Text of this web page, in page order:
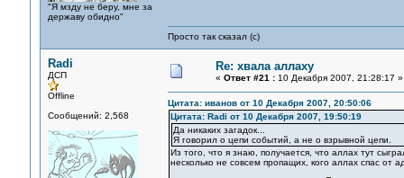
"Я мзду не беру, мне за
державу обидно"
Просто так сказал (с)
Radi
ДСП
Offline
Сообщений: 2,568
Re: хвала аллаху
« Ответ #21 :10 Декабря 2007, 21:28:17 »
Цитата: иванов от 10 Декабря 2007, 20:50:06
Цитата: Radi от 10 Декабря 2007, 19:50:19
Да никаких загадок...
Я говорил о цепи событий, а не о взрывной цепи.
Из того, что я знаю, получается, что аллах тут
несколько не совсем пропащих, кого аллах спас от